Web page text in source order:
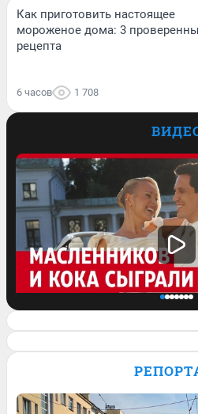
Как приготовить настоящее
мороженое дома: 3
рецепта
6 часов 1 708
сыграли свадьбу.